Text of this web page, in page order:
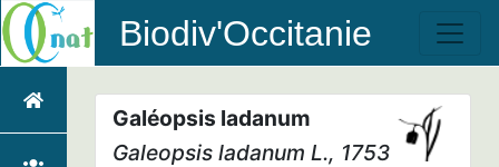
Biodiv'Occitanie
Galéopsis ladanum
Galeopsis ladanum L., 1753